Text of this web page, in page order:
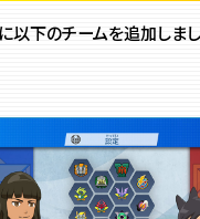
以下のチームを追加しまし